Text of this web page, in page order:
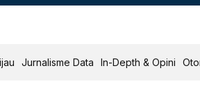
Jurnalisme Data In-Depth & Opini